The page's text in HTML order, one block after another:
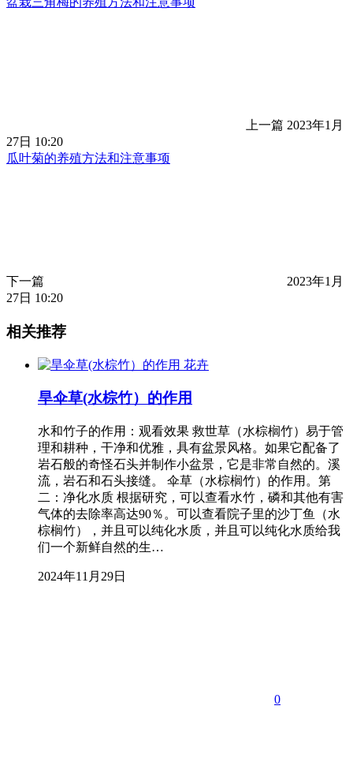
上一篇 2023年1月
27日 10:20
瓜叶菊的养殖方法和注意事项
下一篇
2023年1月
27日 10:20
相关推荐
花卉
旱伞草(水棕竹）的作用
水和竹子的作用：观看效果 救世草（水棕榈竹）易于管
理和耕种，干净和优雅，具有盆景风格。如果它配备了
岩石般的奇怪石头并制作小盆景，它是非常自然的。溪
流，岩石和石头接缝。 伞草（水棕榈竹）的作用。第
二：净化水质 根据研究，可以查看水竹，磷和其他有害
气体的去除率高达90％。可以查看院子里的沙丁鱼（水
棕榈竹），并且可以纯化水质，并且可以纯化水质给我
们一个新鲜自然的生…
2024年11月29日
0